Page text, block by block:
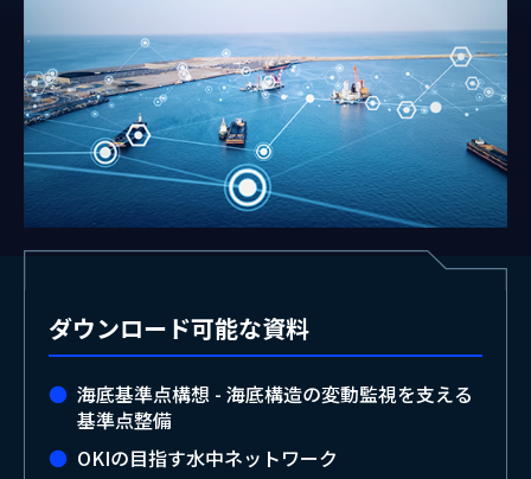
ダウンロード可能な資料
海底基準点構想 - 海底構造の変動監視を支える
基準点整備
OKIの目指す水中ネットワーク